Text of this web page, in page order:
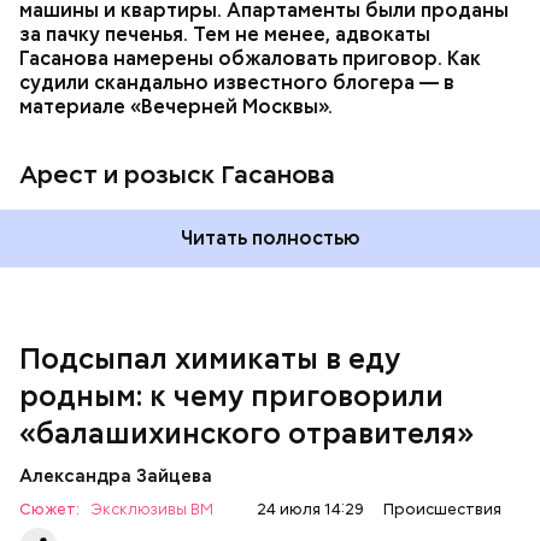
машины и квартиры. Апартаменты были проданы
за пачку печенья. Тем не менее, адвокаты
Гасанова намерены обжаловать приговор. Как
судили скандально известного блогера — в
материале «Вечерней Москвы».
Арест и розыск Гасанова
Читать полностью
Подсыпал химикаты в еду
родным: к чему приговорили
«балашихинского отравителя»
Александра Зайцева
Сюжет: Эксклюзивы ВМ 24 июля 14:29 Происшествия
Play
Video
Началось расследование. В квартире потерпевших
Также отравленную пищу ела его младшая сестра.
уже травил других людей.